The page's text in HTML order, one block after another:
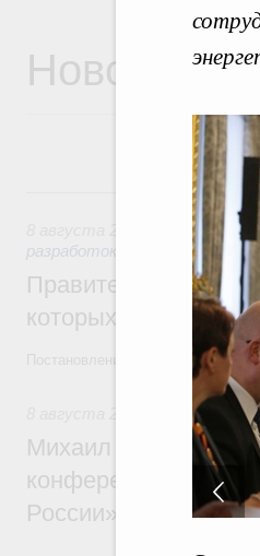
Новости
разработок
Правительство
которых
Постановление от 5 августа 2026
Отрасль
Михаил Мишустин
конференции
России»